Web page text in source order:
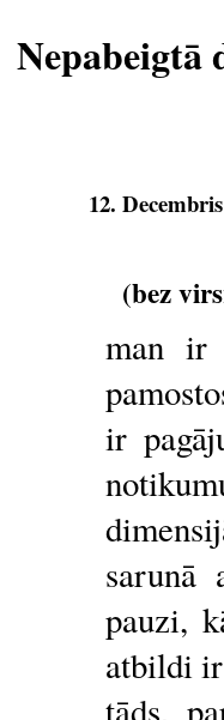
Nepabeigtā
12.
(bez
man ir
ir
sarunā
pauzi,
atbildi ir
tāds,